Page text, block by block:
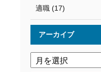
適職 (17)
アーカイブ